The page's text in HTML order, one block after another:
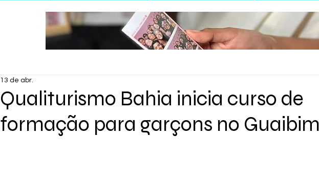
Qualiturismo Bahia inicia curso de
formação para garçons no
13 de abr.